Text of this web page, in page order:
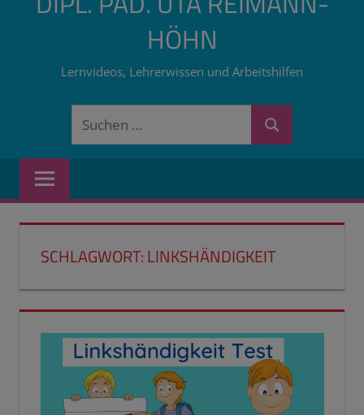
HÖHN
Lernvideos, Lehrerwissen und Arbeitshilfen
Suchen
Suchen
SCHLAGWORT:LINKSHÄNDIGKEIT